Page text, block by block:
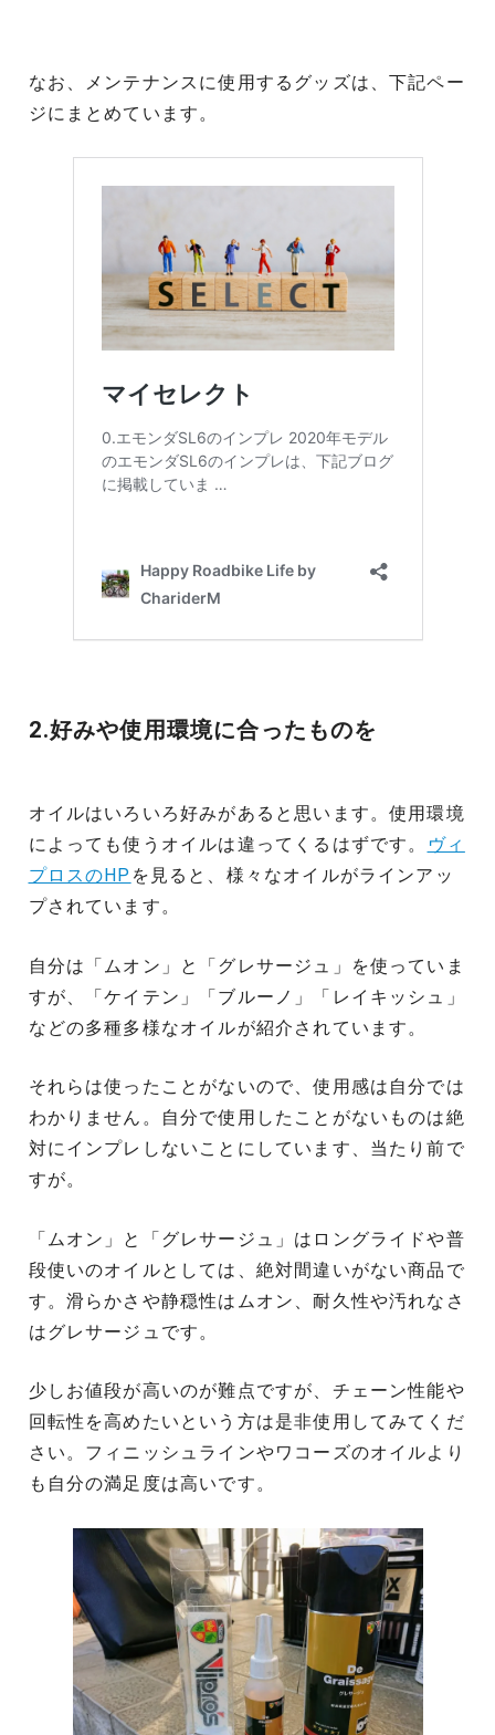
なお、メンテナンスに使用するグッズは、下記ペー
ジにまとめています。
2.好みや使用環境に合ったものを
オイルはいろいろ好みがあると思います。使用環境
によっても使うオイルは違ってくるはずです。
ヴィ
プロスのHP を見ると、様々なオイルがラインアッ
プされています。
自分は「ムオン」と「グレサージュ」を使っていま
すが、「ケイテン」「ブルーノ」「レイキッシュ」
などの多種多様なオイルが紹介されています。
それらは使ったことがないので、使用感は自分では
わかりません。自分で使用したことがないものは絶
対にインプレしないことにしています、当たり前で
すが。
「ムオン」と「グレサージュ」はロングライドや普
段使いのオイルとしては、絶対間違いがない商品で
す。滑らかさや静穏性はムオン、耐久性や汚れなさ
はグレサージュです。
少しお値段が高いのが難点ですが、チェーン性能や
回転性を高めたいという方は是非使用してみてくだ
さい。フィニッシュラインやワコーズのオイルより
も自分の満足度は高いです。